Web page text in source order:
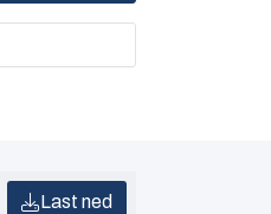
Last ned